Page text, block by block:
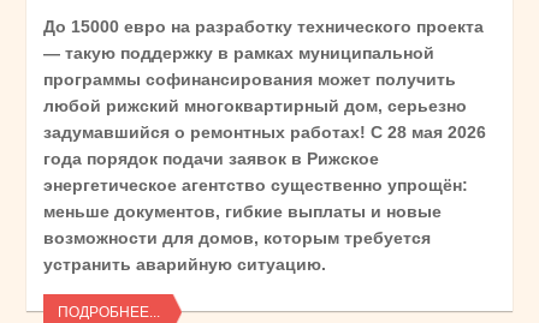
До 15000 евро на разработку технического проекта
— такую поддержку в рамках муниципальной
программы софинансирования может получить
любой рижский многоквартирный дом, серьезно
задумавшийся о ремонтных работах! С 28 мая 2026
года порядок подачи заявок в Рижское
энергетическое агентство существенно упрощён:
меньше документов, гибкие выплаты и новые
возможности для домов, которым требуется
устранить аварийную ситуацию.
ПОДРОБНЕЕ...